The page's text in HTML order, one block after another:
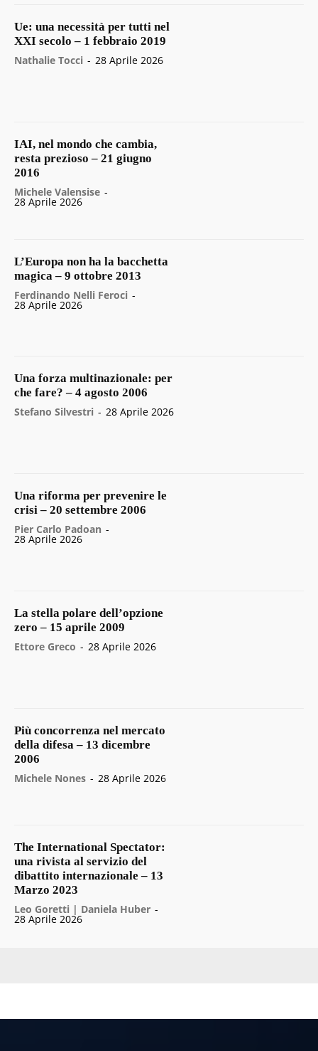
Ue: una necessità per tutti nel
XXI secolo – 1 febbraio 2019
Nathalie Tocci - 28 Aprile 2026
IAI, nel mondo che cambia,
resta prezioso – 21 giugno
2016
Michele Valensise -
28 Aprile 2026
L’Europa non ha la bacchetta
magica – 9 ottobre 2013
Ferdinando Nelli Feroci -
28 Aprile 2026
Una forza multinazionale: per
che fare? – 4 agosto 2006
Stefano Silvestri - 28 Aprile 2026
Una riforma per prevenire le
crisi – 20 settembre 2006
Pier Carlo Padoan -
28 Aprile 2026
La stella polare dell’opzione
zero – 15 aprile 2009
Ettore Greco - 28 Aprile 2026
Più concorrenza nel mercato
della difesa – 13 dicembre
2006
Michele Nones - 28 Aprile 2026
The International Spectator:
una rivista al servizio del
dibattito internazionale – 13
Marzo 2023
Leo Goretti | Daniela Huber -
28 Aprile 2026